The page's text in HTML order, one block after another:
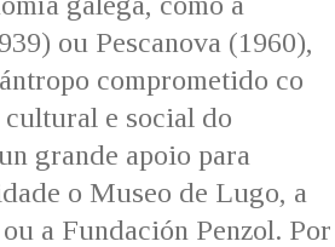
ou Pescanova (1960),
comprometido co
cultural e social do
grande apoio para
o Museo de Lugo, a
a Fundación Penzol. Por